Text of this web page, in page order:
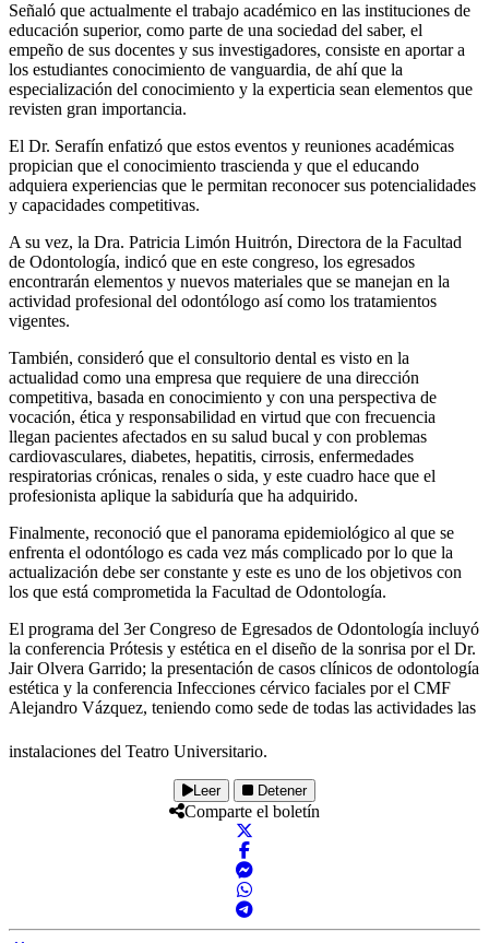
Señaló que actualmente el trabajo académico en las instituciones de
educación superior, como parte de una sociedad del saber, el
empeño de sus docentes y sus investigadores, consiste en aportar a
los estudiantes conocimiento de vanguardia, de ahí que la
especialización del conocimiento y la experticia sean elementos que
revisten gran importancia.
El Dr. Serafín enfatizó que estos eventos y reuniones académicas
propician que el conocimiento trascienda y que el educando
adquiera experiencias que le permitan reconocer sus potencialidades
y capacidades competitivas.
A su vez, la Dra. Patricia Limón Huitrón, Directora de la Facultad
de Odontología, indicó que en este congreso, los egresados
encontrarán elementos y nuevos materiales que se manejan en la
actividad profesional del odontólogo así como los tratamientos
vigentes.
También, consideró que el consultorio dental es visto en la
actualidad como una empresa que requiere de una dirección
competitiva, basada en conocimiento y con una perspectiva de
vocación, ética y responsabilidad en virtud que con frecuencia
llegan pacientes afectados en su salud bucal y con problemas
cardiovasculares, diabetes, hepatitis, cirrosis, enfermedades
respiratorias crónicas, renales o sida, y este cuadro hace que el
profesionista aplique la sabiduría que ha adquirido.
Finalmente, reconoció que el panorama epidemiológico al que se
enfrenta el odontólogo es cada vez más complicado por lo que la
actualización debe ser constante y este es uno de los objetivos con
los que está comprometida la Facultad de Odontología.
El programa del 3er Congreso de Egresados de Odontología incluyó
la conferencia Prótesis y estética en el diseño de la sonrisa por el Dr.
Jair Olvera Garrido; la presentación de casos clínicos de odontología
estética y la conferencia Infecciones cérvico faciales por el CMF
Alejandro Vázquez, teniendo como sede de todas las actividades las
instalaciones del Teatro Universitario.
Leer Detener
Comparte el boletín